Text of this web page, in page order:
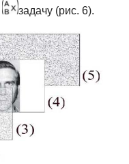
задачу (рис. 6).